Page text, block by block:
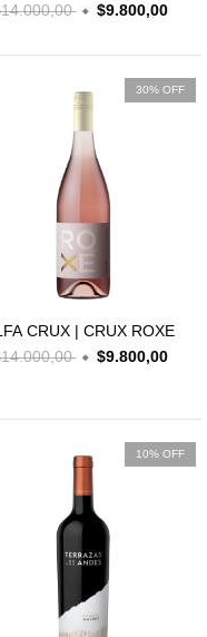
$9.800,00
30% OFF
CRUX | CRUX ROXE
$9.800,00
10% OFF